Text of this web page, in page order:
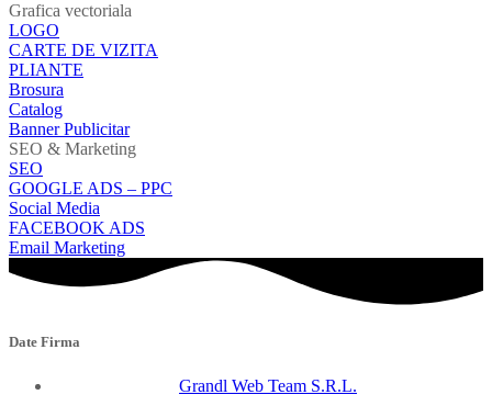
Grafica vectoriala
LOGO
CARTE DE VIZITA
PLIANTE
Brosura
Catalog
Banner Publicitar
SEO & Marketing
SEO
GOOGLE ADS – PPC
Social Media
FACEBOOK ADS
Email Marketing
Date Firma
Grandl Web Team S.R.L.